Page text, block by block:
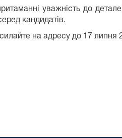
уважність до
кандидатів.
на адресу до 17 липня